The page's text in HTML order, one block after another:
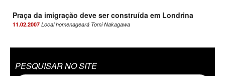
Praça da imigração deve ser construída em Londrina
11.02.2007 Local homenageará Tomi Nakagawa
PESQUISAR NO SITE